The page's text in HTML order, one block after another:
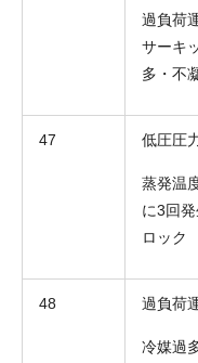
過負荷
サーキ
多・不
47 低圧圧
蒸発温
に3回
ロック
48 過負荷
冷媒過